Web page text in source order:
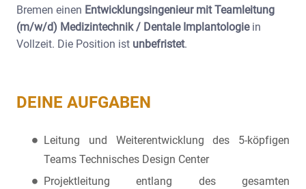
Bremen einen Entwicklungsingenieur mit Teamleitung
(m/w/d) Medizintechnik / Dentale Implantologie in
Vollzeit. Die Position ist unbefristet.
DEINE AUFGABEN
Leitung und Weiterentwicklung des 5-köpfigen
Teams Technisches Design Center
Projektleitung entlang des gesamten